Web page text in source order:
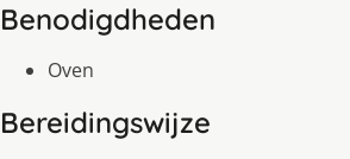
Benodigdheden
Oven
Bereidingswijze